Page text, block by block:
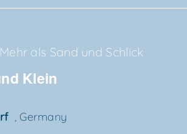
Klein
Mehr als Sand und Schlick
, Germany